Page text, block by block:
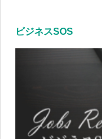
ビジネスSOS